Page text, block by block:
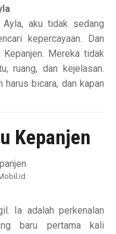
aku tidak sedang
kepercayaan. Dan
Mereka tidak
ruang, dan kejelasan.
harus bicara, dan kapan
Kepanjen
Ia adalah perkenalan
baru pertama kali